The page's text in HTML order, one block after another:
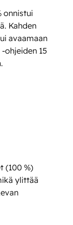
onnistui
Kahden
avaamaan
ohjeiden 15
(100 %)
ylittää